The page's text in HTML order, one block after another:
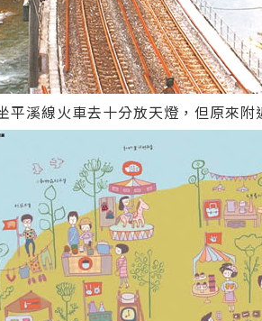
溪線火車去十分放天燈，但原來附